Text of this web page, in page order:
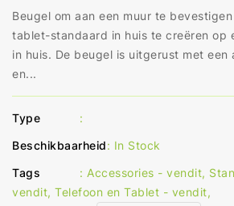
prijs
Beugel om aan een muur te
tablet-standaard in huis te creëren op
in huis. De beugel is uitgerust met een
en...
Type
:
Beschikbaarheid: In Stock
Tags
: Accessories - vendit,
vendit, Telefoon en Tablet - vendit,